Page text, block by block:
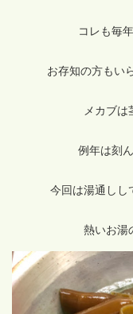
コレも毎
お存知の方もい
メカブは
例年は刻
今回は湯通しし
熱いお湯